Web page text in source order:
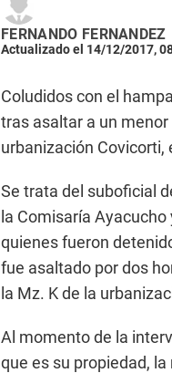
FERNANDO FERNANDEZ
Actualizado el 14/12/2017,
Coludidos con el
tras asaltar a un
urbanización Covicorti,
Se trata del suboficial
la Comisaría
quienes fueron
fue asaltado por dos
la Mz. K de la
Al momento de la
que es su propiedad,